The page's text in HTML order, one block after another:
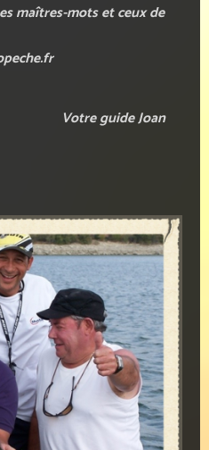
maîtres-mots et ceux de
Joan